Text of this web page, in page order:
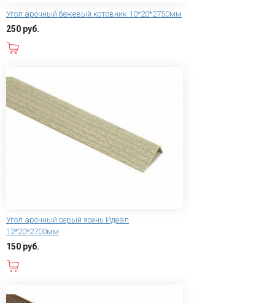
Угол арочный бежевый котовник 10*20*2750мм
250 руб.
Угол арочный серый ясень Идеал
12*20*2700мм
150 руб.